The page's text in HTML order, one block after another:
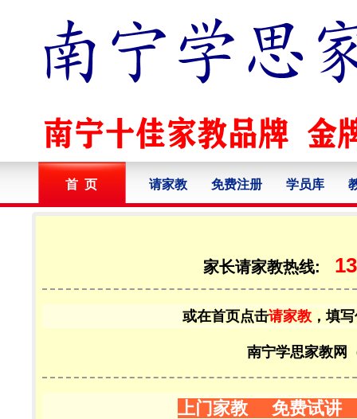
首 页 请家教 免费注册 学员库
家长请家教热线:
或在首页点击请家教 ，填
南宁学思家教网
上门家教 免费试讲